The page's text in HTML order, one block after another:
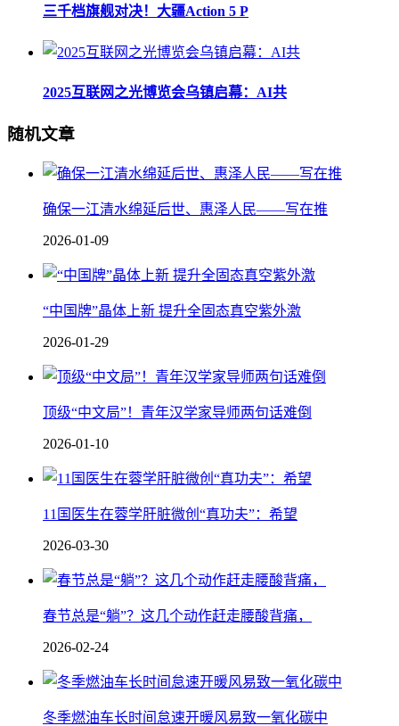
三千档旗舰对决！大疆Action 5 P
2025互联网之光博览会乌镇启幕：AI共
随机文章
确保一江清水绵延后世、惠泽人民——写在推
2026-01-09
“中国牌”晶体上新 提升全固态真空紫外激
2026-01-29
顶级“中文局”！青年汉学家导师两句话难倒
2026-01-10
11国医生在蓉学肝脏微创“真功夫”：希望
2026-03-30
春节总是“躺”？这几个动作赶走腰酸背痛，
2026-02-24
冬季燃油车长时间怠速开暖风易致一氧化碳中